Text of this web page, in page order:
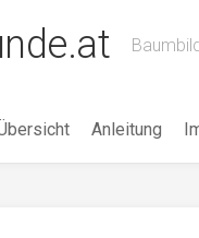
Anleitung